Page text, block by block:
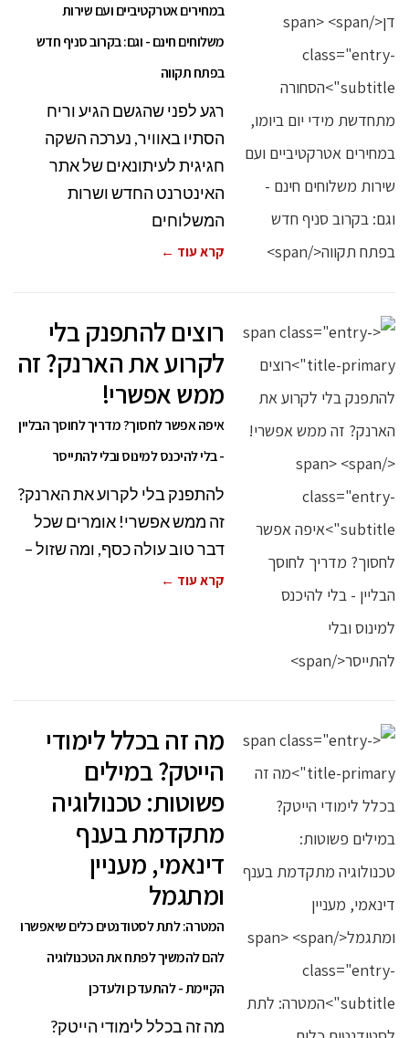
במחירים אטרקטיביים ועם שירות
משלוחים חינם - וגם: בקרוב סניף חדש
בפתח תקווה
רגע לפני שהגשם הגיע וריח
הסתיו באוויר, נערכה השקה
חגיגית לעיתונאים של אתר
האינטרנט החדש ושרות
המשלוחים
קרא עוד ←
רוצים להתפנק בלי
לקרוע את הארנק? זה
ממש אפשרי!
איפה אפשר לחסוך? מדריך לחוסך הבליין
- בלי להיכנס למינוס ובלי להתייסר
להתפנק בלי לקרוע את הארנק?
זה ממש אפשרי! אומרים שכל
דבר טוב עולה כסף, ומה שזול –
קרא עוד ←
מה זה בכלל לימודי
הייטק? במילים
פשוטות: טכנולוגיה
מתקדמת בענף
דינאמי, מעניין
ומתגמל
המטרה: לתת לסטודנטים כלים שיאפשרו
להם להמשיך לפתח את הטכנולוגיה
הקיימת - להתעדכן ולעדכן
מה זה בכלל לימודי הייטק?